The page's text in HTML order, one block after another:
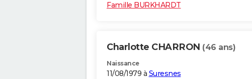
Famille BURKHARDT
Charlotte CHARRON (46 ans)
Naissance
11/08/1979 à Suresnes